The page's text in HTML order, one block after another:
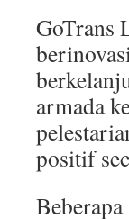
GoTrans
armada
positif